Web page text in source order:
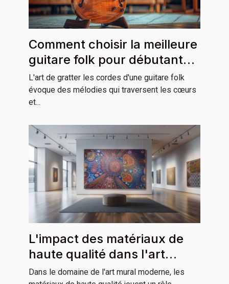
Comment choisir la meilleure
guitare folk pour débutants
et professionnels
L'art de gratter les cordes d'une guitare folk
évoque des mélodies qui traversent les cœurs
et...
L'impact des matériaux de
haute qualité dans l'art
mural moderne
Dans le domaine de l'art mural moderne, les